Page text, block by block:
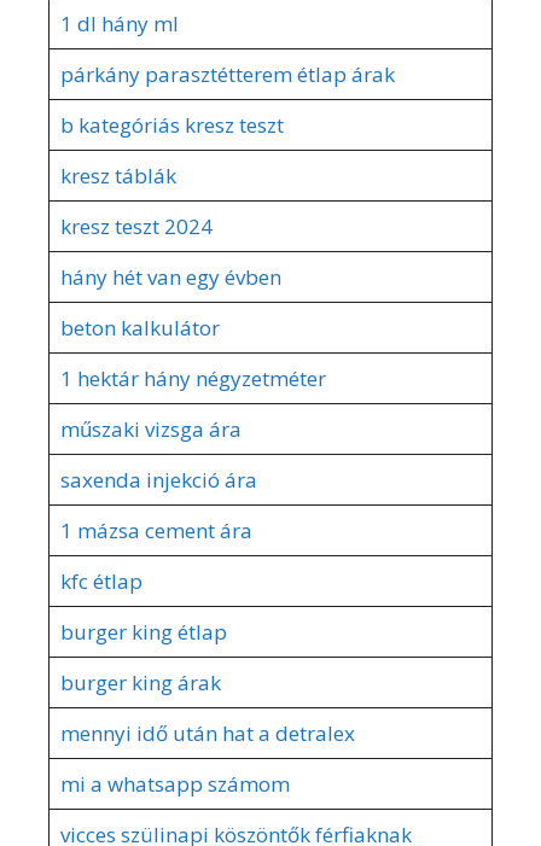
1 dl hány ml
párkány parasztétterem étlap árak
b kategóriás kresz teszt
kresz táblák
kresz teszt 2024
hány hét van egy évben
beton kalkulátor
1 hektár hány négyzetméter
műszaki vizsga ára
saxenda injekció ára
1 mázsa cement ára
kfc étlap
burger king étlap
burger king árak
mennyi idő után hat a detralex
mi a whatsapp számom
vicces szülinapi köszöntők férfiaknak